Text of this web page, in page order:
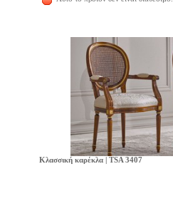
Κλασσική καρέκλα | TSA 3407